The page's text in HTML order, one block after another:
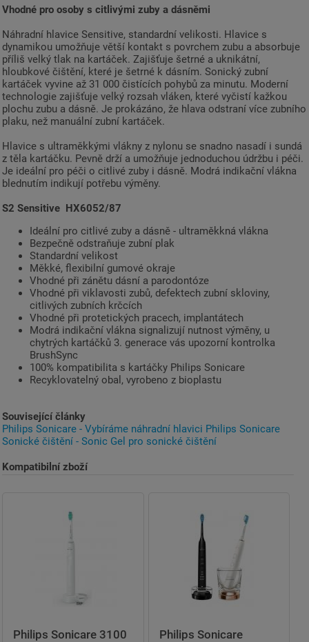
Vhodné pro osoby s citlivými zuby a dásněmi
Náhradní hlavice Sensitive, standardní velikosti. Hlavice s
dynamikou umožňuje větší kontakt s povrchem zubu a absorbuje
příliš velký tlak na kartáček. Zajišťuje šetrné a uknikátní,
hloubkové čištění, které je šetrné k dásním. Sonický zubní
kartáček vyvine až 31 000 čistících pohybů za minutu. Moderní
technologie zajišťuje velký rozsah vláken, které vyčistí kažkou
plochu zubu a dásně. Je prokázáno, že hlava odstraní více zubního
plaku, než manuální zubní kartáček.
Hlavice s ultraměkkými vlákny z nylonu se snadno nasadí i sundá
z těla kartáčku. Pevně drží a umožňuje jednoduchou údržbu i péči.
Je ideální pro péči o citlivé zuby i dásně. Modrá indikační vlákna
blednutím indikují potřebu výměny.
S2 Sensitive HX6052/87
Ideální pro citlivé zuby a dásně - ultraměkkná vlákna
Bezpečně odstraňuje zubní plak
Standardní velikost
Měkké, flexibilní gumové okraje
Vhodné při zánětu dásní a parodontóze
Vhodné při viklavosti zubů, defektech zubní skloviny,
citlivých zubních krčcích
Vhodné při protetických pracech, implantátech
Modrá indikační vlákna signalizují nutnost výměny, u
chytrých kartáčků 3. generace vás upozorní kontrolka
BrushSync
100% kompatibilita s kartáčky Philips Sonicare
Recyklovatelný obal, vyrobeno z bioplastu
Související články
Philips Sonicare - Vybíráme náhradní hlavici Philips Sonicare
Sonické čištění - Sonic Gel pro sonické čištění
Kompatibilní zboží
Philips Sonicare 3100
Philips Sonicare